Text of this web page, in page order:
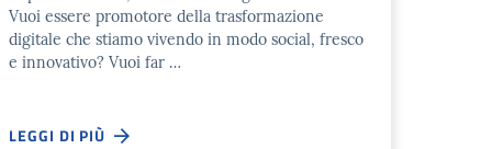
Vuoi essere promotore della trasformazione
digitale che stiamo vivendo in modo social, fresco
e innovativo? Vuoi far …
LEGGI DI PIÙ